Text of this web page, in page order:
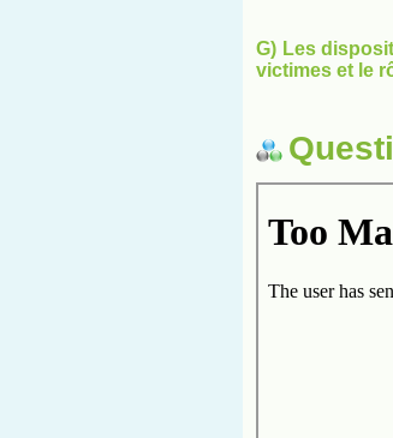
G) Les
victimes et le